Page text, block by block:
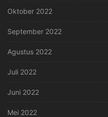
Oktober 2022
September 2022
Agustus 2022
Juli 2022
Juni 2022
Mei 2022